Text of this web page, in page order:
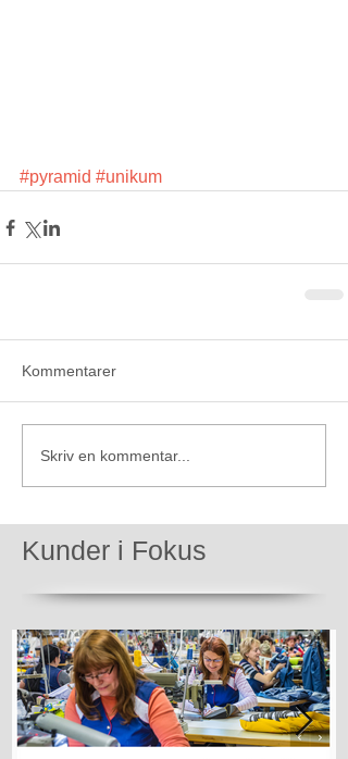
#pyramid #unikum
Kommentarer
Skriv en kommentar...
Kunder i Fokus